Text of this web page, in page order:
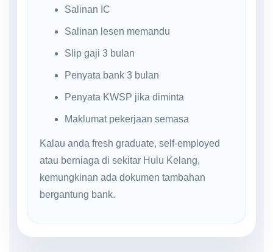
Salinan IC
Salinan lesen memandu
Slip gaji 3 bulan
Penyata bank 3 bulan
Penyata KWSP jika diminta
Maklumat pekerjaan semasa
Kalau anda fresh graduate, self-employed
atau berniaga di sekitar Hulu Kelang,
kemungkinan ada dokumen tambahan
bergantung bank.